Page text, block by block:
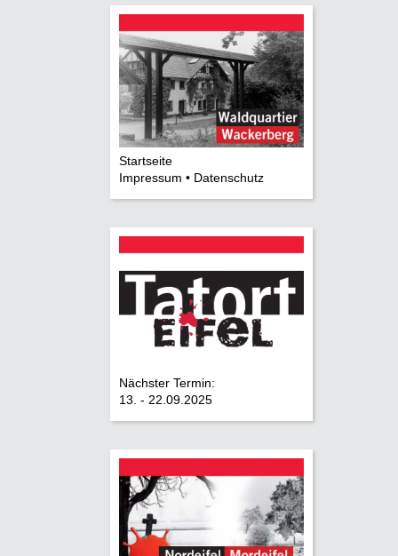
Startseite
Impressum • Datenschutz
Nächster Termin:
13. - 22.09.2025